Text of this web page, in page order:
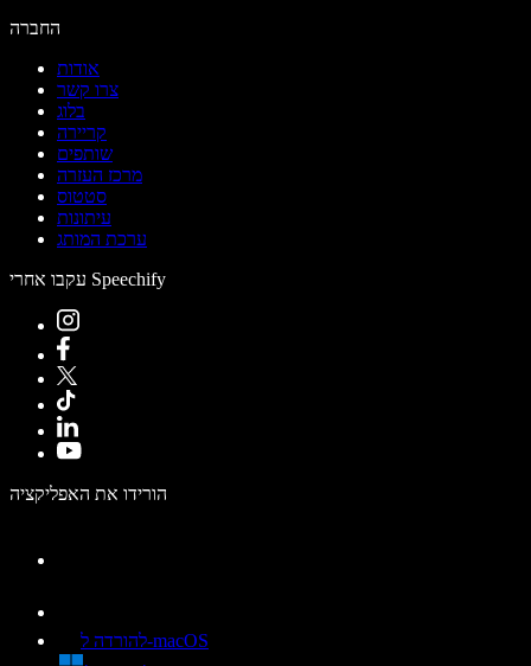
החברה
אודות
צרו קשר
בלוג
קריירה
שותפים
מרכז העזרה
סטטוס
עיתונות
ערכת המותג
עקבו אחרי Speechify
הורידו את האפליקציה
להורדה ל-macOS